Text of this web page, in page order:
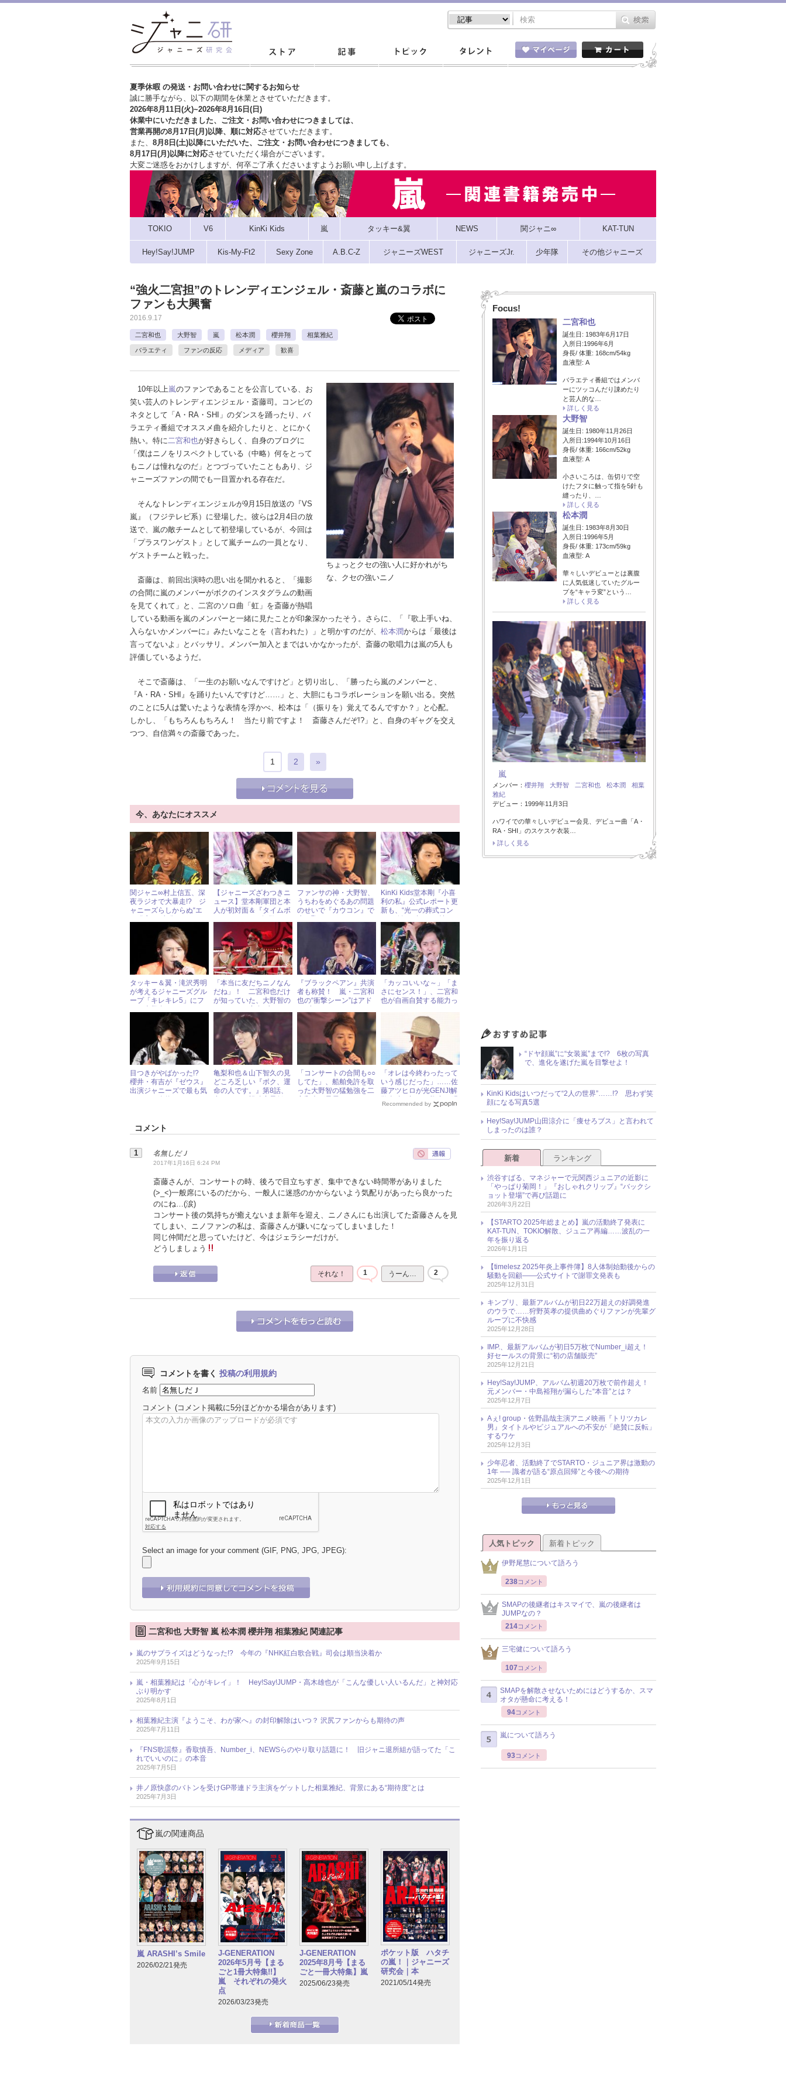
夏季休暇 の発送・お問い合わせに関するお知らせ
誠に勝手ながら、以下の期間を休業とさせていただきます。
2026年8月11日(火)~2026年8月16日(日)
休業中にいただきました、ご注文・お問い合わせにつきましては、
営業再開の8月17日(月)以降、順に対応させていただきます。
また、 8月8日(土)以降にいただいた、ご注文・ お問い合わせにつきましても、
8月17日(月)以降に対応させていただく場合がございます。
大変ご迷惑をおかけしますが、 何卒ご了承くださいますようお願い申し上げます。
TOKIO V6 KinKi Kids 嵐 タッキー&翼 NEWS 関ジャニ∞ KAT-TUN
Hey!Say!JUMP Kis-My-Ft2 Sexy Zone A.B.C-Z ジャニーズWEST ジャニーズJr. 少年隊 その他ジャニーズ
“強火二宮担”のトレンディエンジェル・斎藤と嵐のコラボに
ファンも大興奮
2016.9.17
二宮和也 大野智 嵐 松本潤 櫻井翔 相葉雅紀
バラエティ ファンの反応 メディア 歓喜
ちょっとクセの強い人に好かれがち
な、クセの強いニノ
10年以上嵐のファンであることを公言している、お
笑い芸人のトレンディエンジェル・斎藤司。コンビの
ネタとして「A・RA・SHI」のダンスを踊ったり、バ
ラエティ番組でオススメ曲を紹介したりと、とにかく
熱い。特に二宮和也が好きらしく、自身のブログに
「僕はニノをリスペクトしている（中略）何をとって
もニノは憧れなのだ」とつづっていたこともあり、ジ
ャニーズファンの間でも一目置かれる存在だ。
そんなトレンディエンジェルが9月15日放送の『VS
嵐』（フジテレビ系）に登場した。彼らは2月4日の放
送で、嵐の敵チームとして初登場しているが、今回は
「プラスワンゲスト」として嵐チームの一員となり、
ゲストチームと戦った。
斎藤は、前回出演時の思い出を聞かれると、「撮影
の合間に嵐のメンバーがボクのインスタグラムの動画
を見てくれて」と、二宮のソロ曲「虹」を斎藤が熱唱
している動画を嵐のメンバーと一緒に見たことが印象深かったそう。さらに、「『歌上手いね、
入らないかメンバーに』みたいなことを（言われた）」と明かすのだが、 松本潤からは「最後は
言ってないよ」とバッサリ。メンバー加入とまではいかなかったが、斎藤の歌唱力は嵐の5人も
評価しているようだ。
そこで斎藤は、「一生のお願いなんですけど」と切り出し、「勝ったら嵐のメンバーと、
『A・RA・SHI』を踊りたいんですけど……」と、大胆にもコラボレーションを願い出る。突然
のことに5人は驚いたような表情を浮かべ、松本は「（振りを）覚えてるんですか？」と心配。
しかし、「もちろんもちろん！ 当たり前ですよ！ 斎藤さんだぞ!?」と、自身のギャグを交え
つつ、自信満々の斎藤であった。
1 2 »
今、あなたにオススメ
関ジャニ∞村上信五、深
夜ラジオで大暴走!? ジ
ャニーズらしからぬ“エ
【ジャニーズざわつきニ
ュース】堂本剛軍団と本
人が初対面＆『タイムボ
をイジリまくり
ファンサの神・大野智、
うちわをめぐるあの問題
のせいで『カウコン』で
KinKi Kids堂本剛『小喜
利の私』公式レポート更
新も、“光一の葬式コン
怒！
タッキー＆翼・滝沢秀明
が考えるジャニーズグル
ープ「キレキレ5」にフ
「本当に友だちニノなん
だね」！ 二宮和也だけ
が知っていた、大野智の
『ブラックペアン』共演
者も称賛！ 嵐・二宮和
也の“衝撃シーン”はアド
「カッコいいな～」「ま
さにセンス！」、二宮和
也が自画自賛する能力っ
目つきがやばかった!?
櫻井・有吉が『ゼウス』
出演ジャニーズで最も気
亀梨和也＆山下智久の見
どころ乏しい『ボク、運
命の人です。』第8話、
「コンサートの合間も○○
してた」、船舶免許を取
った大野智の猛勉強を二
「オレは今終わったって
いう感じだった」……佐
藤アツヒロが光GENJI解
散当時の切ない胸中を明
かす
Recommended by
コメント
名無しだＪ
2017年1月16日 6:24 PM
斎藤さんが、コンサートの時、後ろで目立ちすぎ、集中できない時間帯がありました
(>_<)一般席にいるのだから、一般人に迷惑のかからないよう気配りがあったら良かった
のにね…(涙)
コンサート後の気持ちが癒えないまま新年を迎え、ニノさんにも出演してた斎藤さんを見
てしまい、ニノファンの私は、斎藤さんが嫌いになってしまいました！
同じ仲間だと思っていたけど、今はジェラシーだけが。
どうしましょう
それな！ 1 うーん… 2
コメントを書く 投稿の利用規約
名前
コメント (コメント掲載に5分ほどかかる場合があります)
Select an image for your comment (GIF, PNG, JPG, JPEG):
二宮和也 大野智 嵐 松本潤 櫻井翔 相葉雅紀 関連記事
嵐のサプライズはどうなった!? 今年の『NHK紅白歌合戦』司会は順当決着か
2025年9月15日
嵐・相葉雅紀は「心がキレイ」！ Hey!Say!JUMP・高木雄也が「こんな優しい人いるんだ」と神対応
ぶり明かす
2025年8月1日
相葉雅紀主演『ようこそ、わが家へ』の封印解除はいつ？ 沢尻ファンからも期待の声
2025年7月11日
『FNS歌謡祭』香取慎吾、Number_i、NEWSらのやり取り話題に！ 旧ジャニ退所組が語ってた「こ
れでいいのに」の本音
2025年7月5日
井ノ原快彦のバトンを受けGP帯連ドラ主演をゲットした相葉雅紀、背景にある“期待度”とは
2025年7月3日
嵐の関連商品
嵐 ARASHI’s Smile
2026/02/21発売
J-GENERATION
2026年5月号【まる
ごと1冊大特集!!】
嵐 それぞれの発火
点
2026/03/23発売
J-GENERATION
2025年8月号【まる
ごと一冊大特集】嵐
2025/06/23発売
ポケット版 ハタチ
の嵐！｜ジャニーズ
研究会｜本
2021/05/14発売
Focus!
二宮和也
誕生日: 1983年6月17日
入所日:1996年6月
身長/ 体重: 168cm/54kg
血液型: A
バラエティ番組ではメンバ
ーにツッコんだり諌めたり
と芸人的な…
詳しく見る
大野智
誕生日: 1980年11月26日
入所日:1994年10月16日
身長/ 体重: 166cm/52kg
血液型: A
小さいころは、缶切りで空
けたフタに触って指を5針も
縫ったり、…
詳しく見る
松本潤
誕生日: 1983年8月30日
入所日:1996年5月
身長/ 体重: 173cm/59kg
血液型: A
華々しいデビューとは裏腹
に人気低迷していたグルー
プを“キャラ変”という…
詳しく見る
嵐
メンバー： 櫻井翔 大野智 二宮和也 松本潤
相葉
雅紀
デビュー：1999年11月3日
ハワイでの華々しいデビュー会見、デビュー曲「A・
RA・SHI」のスケスケ衣装…
詳しく見る
“ドヤ顔嵐”に“女装嵐”まで!? 6枚の写真
で、進化を遂げた嵐を目撃せよ！
KinKi Kidsはいつだって“2人の世界”……!? 思わず笑
顔になる写真5選
Hey!Say!JUMP山田涼介に「痩せろブス」と言われて
しまったのは誰？
新着 ランキング
渋谷すばる、マネジャーで元関西ジュニアの近影に
「やっぱり菊岡！」『おしゃれクリップ』“バックシ
ョット登場”で再び話題に
2026年3月22日
【STARTO 2025年総まとめ】嵐の活動終了発表に
KAT-TUN、TOKIO解散、ジュニア再編……波乱の一
年を振り返る
2026年1月1日
【timelesz 2025年炎上事件簿】8人体制始動後からの
騒動を回顧――公式サイトで謝罪文発表も
2025年12月31日
キンプリ、最新アルバムが初日22万超えの好調発進
のウラで……狩野英孝の提供曲めぐりファンが先輩グ
ループに不快感
2025年12月28日
IMP.、最新アルバムが初日5万枚でNumber_i超え！
好セールスの背景に“初の店舗販売”
2025年12月21日
Hey!Say!JUMP、アルバム初週20万枚で前作超え！
元メンバー・中島裕翔が漏らした“本音”とは？
2025年12月7日
Aぇ! group・佐野晶哉主演アニメ映画『トリツカレ
男』タイトルやビジュアルへの不安が「絶賛に反転」
するワケ
2025年12月3日
少年忍者、活動終了でSTARTO・ジュニア界は激動の
1年 ── 識者が語る“原点回帰”と今後への期待
2025年12月1日
人気トピック 新着トピック
伊野尾慧について語ろう
238コメント
SMAPの後継者はキスマイで、嵐の後継者は
JUMPなの？
214コメント
三宅健について語ろう
107 コメント
SMAPを解散させないためにはどうするか、スマ
オタが懸命に考える！
94コメント
嵐について語ろう
93コメント